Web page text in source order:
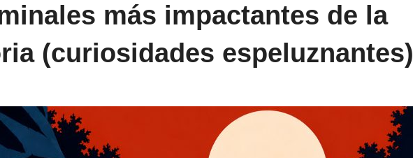
más impactantes de la
(curiosidades espeluznantes)